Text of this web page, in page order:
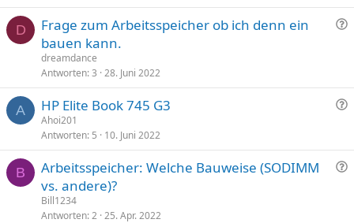
e
D
F
e
Frage zum Arbeitsspeicher ob ich denn ein
bauen kann.
dreamdance
Antworten 3 28. Juni 2022
A
F
g
e
HP Elite Book 745 G3
Ahoi201
Antworten 5 10. Juni 2022
B
F
Arbeitsspeicher: Welche Bauweise (SODIMM
vs. andere)?
Bill1234
Antworten 2 25. Apr. 2022